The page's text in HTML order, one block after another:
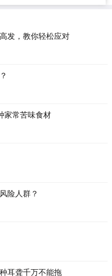
发，教你轻松应对
家常苦味食材
险人群？
耳聋千万不能拖